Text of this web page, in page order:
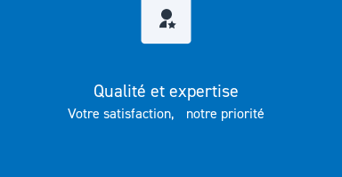
Qualité et expertise
Votre satisfaction, notre priorité